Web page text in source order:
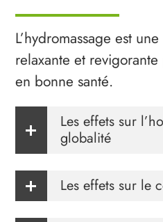
L’hydromassage est
relaxante et
en bonne santé.
Les effets sur
globalité
Les effets sur le